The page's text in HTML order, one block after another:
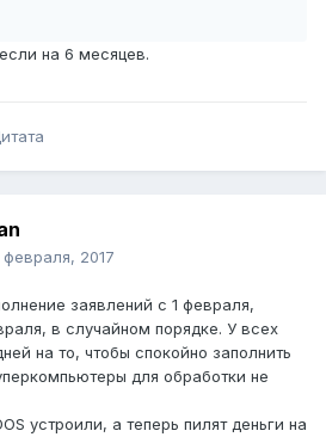
на 6 месяцев.
февраля, 2017
заявлений с 1 февраля,
в случайном порядке. У всех
на то, чтобы спокойно заполнить
для обработки не
устроили, а теперь пилят деньги на